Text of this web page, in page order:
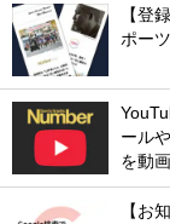
【登
ポー
ール
を動
【お